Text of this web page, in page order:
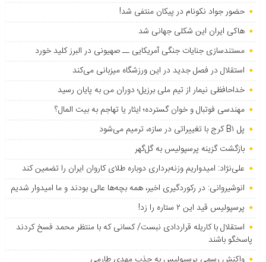
حضور جواد نکونام در پیکان منتفی شد!
هاکی ایران این شکلی جهانی شد
مستندسازی جنایات جنگی آمریکایی ــ صهیونی در البرز کلید خورد
استقلال در فصل جدید در این ورزشگاه میزبانی می‌کند
خداحافظی نیمار از تیم ملی برزیل؛ دوران من به پایان رسید
مهندسی فوتبال و خوان گسترده؛ ایثار یا تهاجم به بیت المال؟
پل B۱ کرج با تغییراتی در سازه، ترمیم می‌شود
بازگشت گزینه پرسپولیس به ‌گل‌گهر
علی‌نژاد: امیدواریم وزنه‌برداری دوباره طلای کاروان ایران را تضمین کند
انوشیروانی: در رکوردگیری اخیر، همه بچه‌ها عالی بودند و ما امیدوار شدیم
پرسپولیس قید این ۲ ستاره را زد!
استقلال با کاریله قراردادی نبست/ کسانی که با منتظر محمد فسخ کردند
پاسخگو باشند